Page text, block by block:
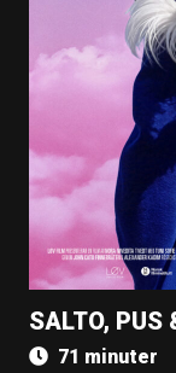
SALTO, PUS
71 minuter